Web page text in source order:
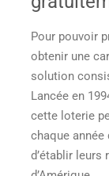
Pour pouvoir
obtenir une
solution
Lancée en
cette loterie
chaque année
d’établir leurs